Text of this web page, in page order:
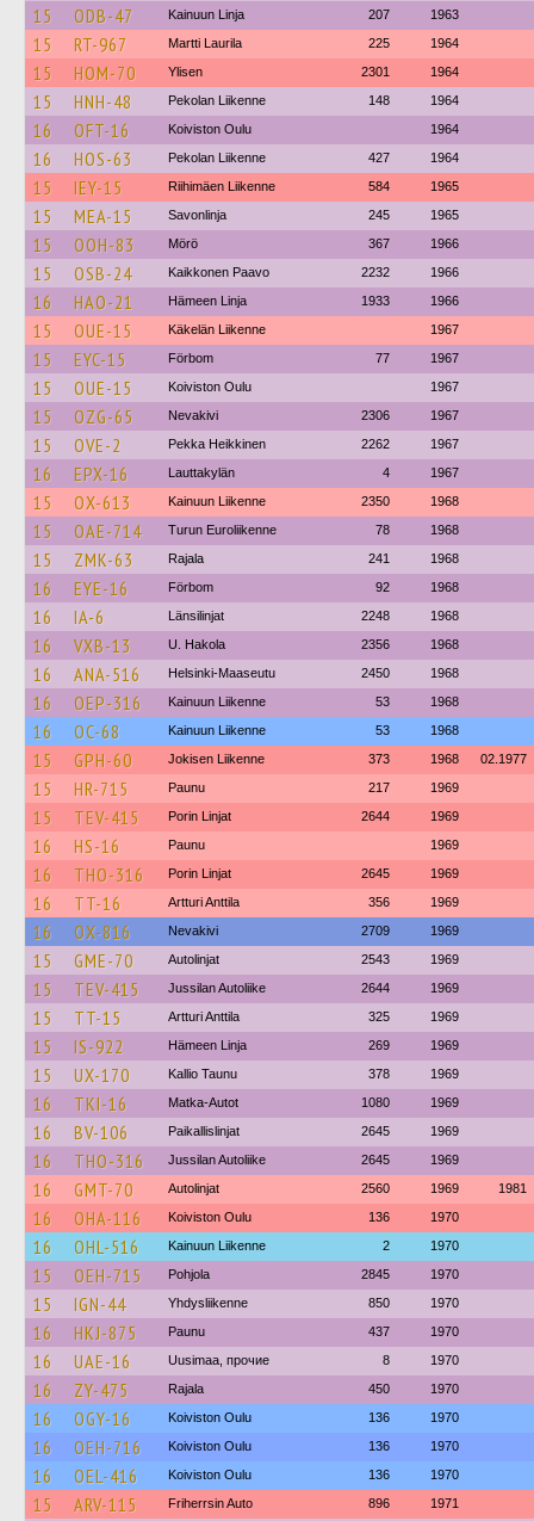
15 ODB-47 Kainuun Linja 207 1963
15 RT-967 Martti Laurila 225 1964
15 HOM-70 Ylisen 2301 1964
15 HNH-48 Pekolan Liikenne 148 1964
16 OFT-16 Koiviston Oulu 1964
16 HOS-63 Pekolan Liikenne 427 1964
15 IEY-15 Riihimäen Liikenne 584 1965
15 MEA-15 Savonlinja 245 1965
15 OOH-83 Mörö 367 1966
15 OSB-24 Kaikkonen Paavo 2232 1966
16 HAO-21 Hämeen Linja 1933 1966
15 OUE-15 Käkelän Liikenne 1967
15 EYC-15 Förbom 77 1967
15 OUE-15 Koiviston Oulu 1967
15 OZG-65 Nevakivi 2306 1967
15 OVE-2 Pekka Heikkinen 2262 1967
16 EPX-16 Lauttakylän 4 1967
15 OX-613 Kainuun Liikenne 2350 1968
15 OAE-714 Turun Euroliikenne 78 1968
15 ZMK-63 Rajala 241 1968
16 EYE-16 Förbom 92 1968
16 IA-6 Länsilinjat 2248 1968
16 VXB-13 U. Hakola 2356 1968
16 ANA-516 Helsinki-Maaseutu 2450 1968
16 OEP-316 Kainuun Liikenne 53 1968
16 OC-68 Kainuun Liikenne 53 1968
15 GPH-60 Jokisen Liikenne 373 1968 02.1977
15 HR-715 Paunu 217 1969
15 TEV-415 Porin Linjat 2644 1969
16 HS-16 Paunu 1969
16 THO-316 Porin Linjat 2645 1969
16 TT-16 Artturi Anttila 356 1969
16 OX-816 Nevakivi 2709 1969
15 GME-70 Autolinjat 2543 1969
15 TEV-415 Jussilan Autoliike 2644 1969
15 TT-15 Artturi Anttila 325 1969
15 IS-922 Hämeen Linja 269 1969
15 UX-170 Kallio Taunu 378 1969
16 TKI-16 Matka-Autot 1080 1969
16 BV-106 Paikallislinjat 2645 1969
16 THO-316 Jussilan Autoliike 2645 1969
16 GMT-70 Autolinjat 2560 1969 1981
16 OHA-116 Koiviston Oulu 136 1970
16 OHL-516 Kainuun Liikenne 2 1970
15 OEH-715 Pohjola 2845 1970
15 IGN-44 Yhdysliikenne 850 1970
16 HKJ-875 Paunu 437 1970
16 UAE-16 Uusimaa, прочие 8 1970
16 ZY-475 Rajala 450 1970
16 OGY-16 Koiviston Oulu 136 1970
16 OEH-716 Koiviston Oulu 136 1970
16 OEL-416 Koiviston Oulu 136 1970
15 ARV-115 Friherrsin Auto 896 1971